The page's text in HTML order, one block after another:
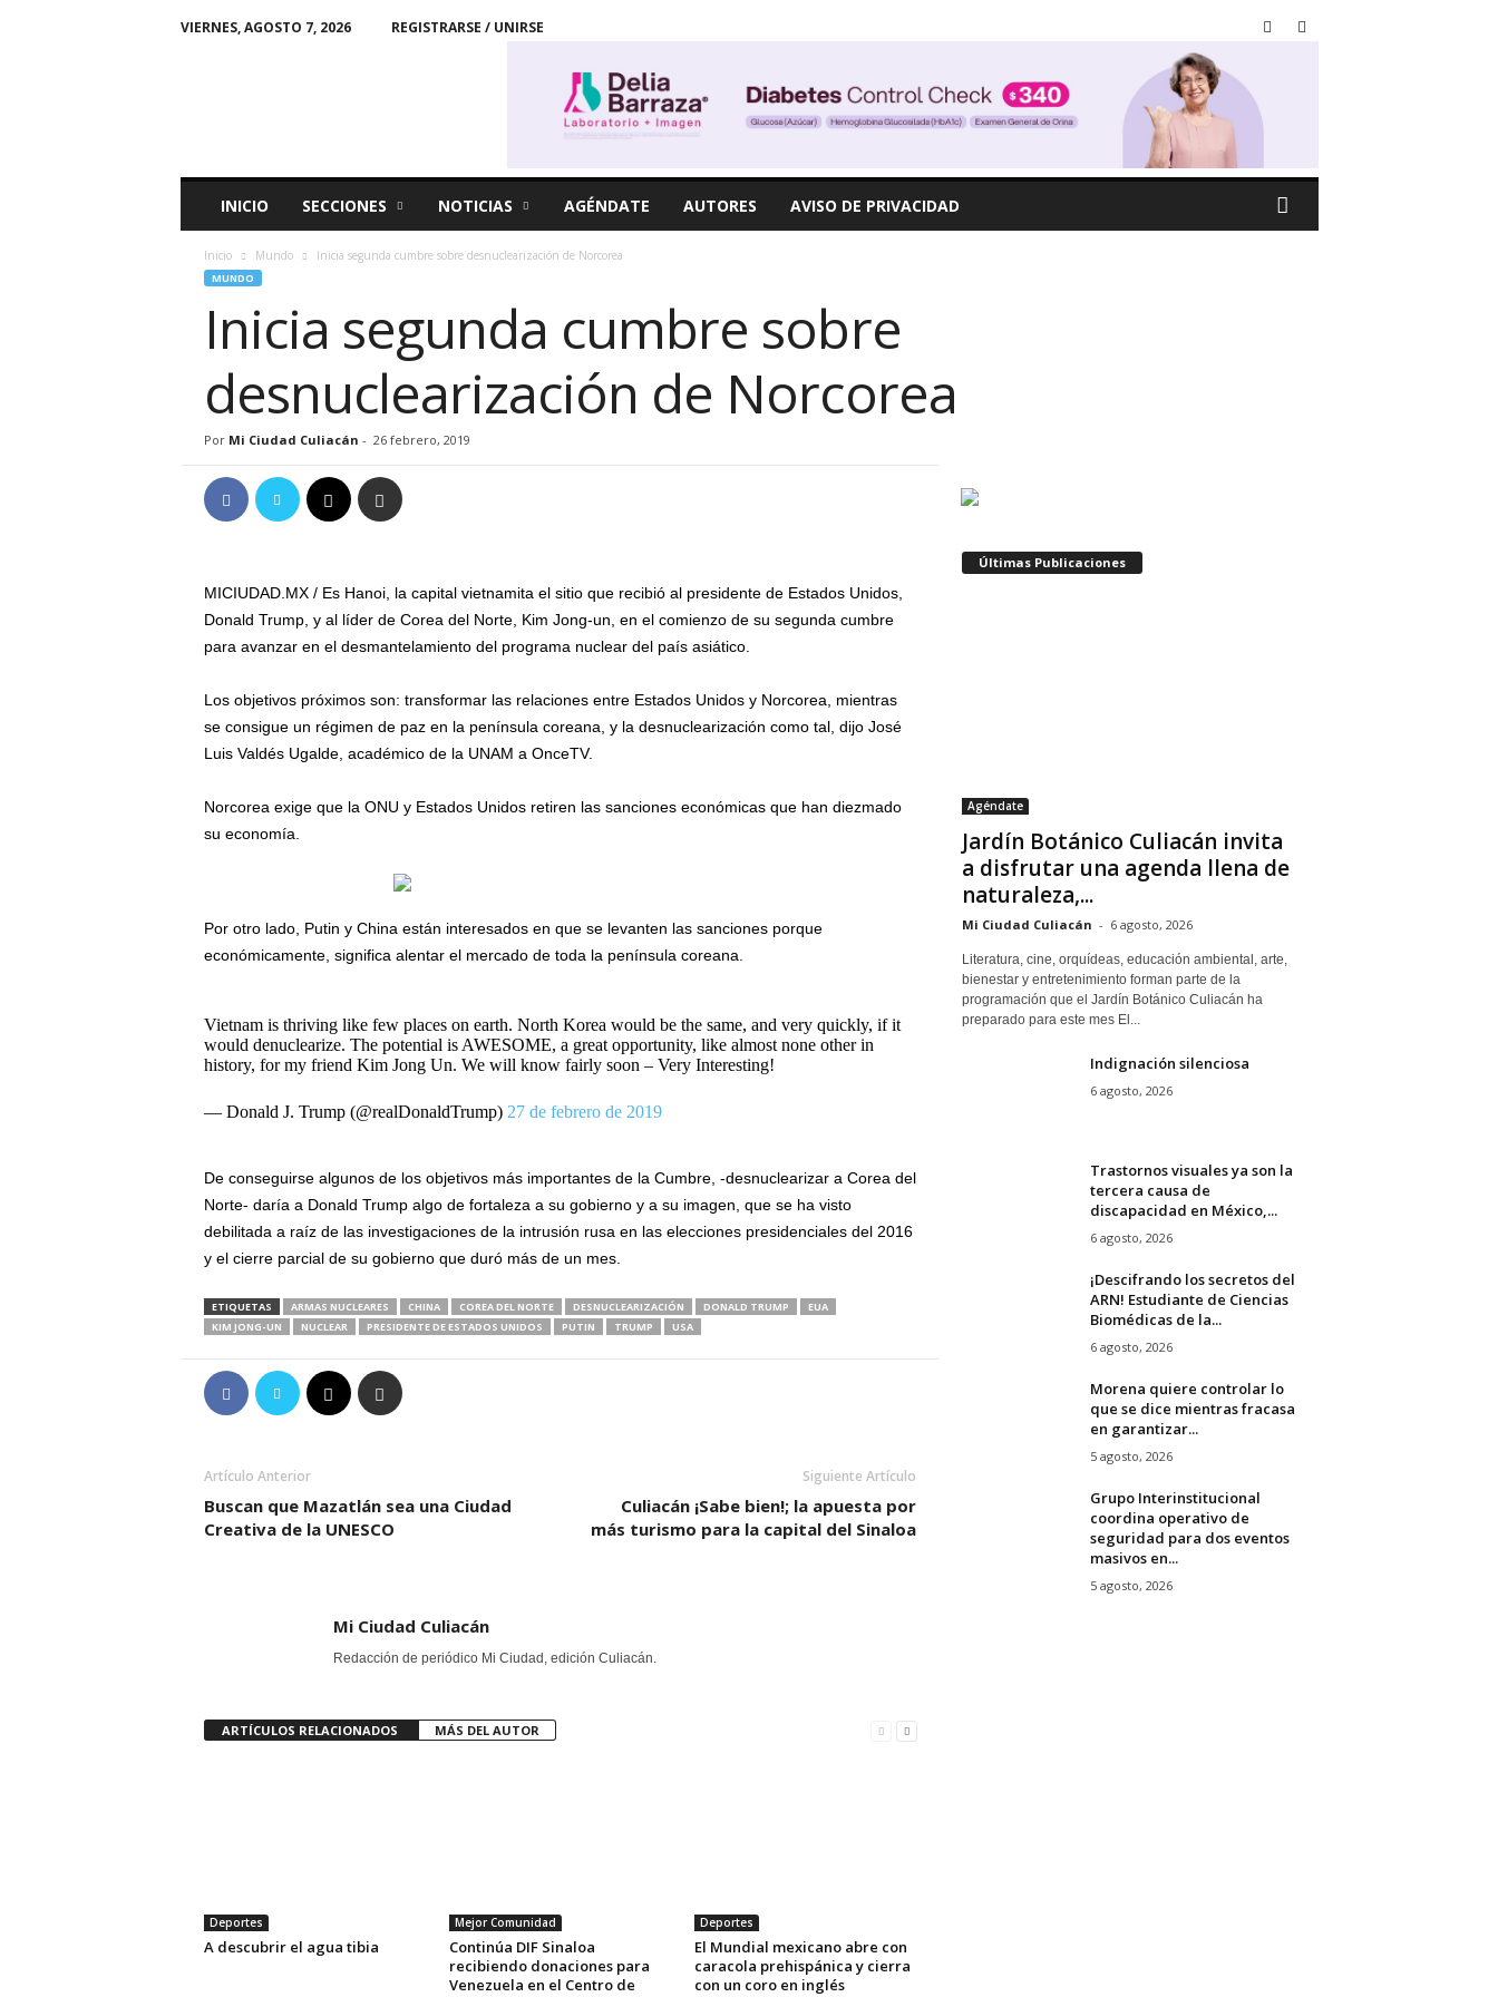
VIERNES, AGOSTO 7, 2026 REGISTRARSE / UNIRSE
INICIO SECCIONES NOTICIAS AGÉNDATE AUTORES AVISO DE PRIVACIDAD
Inicio Mundo Inicia segunda cumbre sobre desnuclearización de Norcorea
MUNDO
Inicia segunda cumbre sobre
desnuclearización de Norcorea
Por Mi Ciudad Culiacán - 26 febrero, 2019
MICIUDAD.MX / Es Hanoi, la capital vietnamita el sitio que recibió al presidente de Estados Unidos,
Donald Trump, y al líder de Corea del Norte, Kim Jong-un, en el comienzo de su segunda cumbre
para avanzar en el desmantelamiento del programa nuclear del país asiático.
Los objetivos próximos son: transformar las relaciones entre Estados Unidos y Norcorea, mientras
se consigue un régimen de paz en la península coreana, y la desnuclearización como tal, dijo José
Luis Valdés Ugalde, académico de la UNAM a OnceTV.
Norcorea exige que la ONU y Estados Unidos retiren las sanciones económicas que han diezmado
su economía.
Por otro lado, Putin y China están interesados en que se levanten las sanciones porque
económicamente, significa alentar el mercado de toda la península coreana.
Vietnam is thriving like few places on earth. North Korea would be the same, and very quickly, if it
would denuclearize. The potential is AWESOME, a great opportunity, like almost none other in
history, for my friend Kim Jong Un. We will know fairly soon – Very Interesting!
— Donald J. Trump (@realDonaldTrump) 27 de febrero de 2019
De conseguirse algunos de los objetivos más importantes de la Cumbre, -desnuclearizar a Corea del
Norte- daría a Donald Trump algo de fortaleza a su gobierno y a su imagen, que se ha visto
debilitada a raíz de las investigaciones de la intrusión rusa en las elecciones presidenciales del 2016
y el cierre parcial de su gobierno que duró más de un mes.
ETIQUETAS ARMAS NUCLEARES CHINA COREA DEL NORTE DESNUCLEARIZACIÓN DONALD TRUMP
EUA
KIM JONG-UN
NUCLEAR PRESIDENTE DE ESTADOS UNIDOS PUTIN TRUMP USA
Artículo Anterior
Buscan que Mazatlán sea una Ciudad
Creativa de la UNESCO
Siguiente Artículo
Culiacán ¡Sabe bien!; la apuesta por
más turismo para la capital del Sinaloa
Mi Ciudad Culiacán
Redacción de periódico Mi Ciudad, edición Culiacán.
ARTÍCULOS RELACIONADOS MÁS DEL AUTOR
Deportes
A descubrir el agua tibia
Mejor Comunidad
Continúa DIF Sinaloa
recibiendo donaciones para
Venezuela en el Centro de
Deportes
El Mundial mexicano abre con
caracola prehispánica y cierra
con un coro en inglés
Últimas Publicaciones
Agéndate
Jardín Botánico Culiacán invita
a disfrutar una agenda llena de
naturaleza,...
Mi Ciudad Culiacán - 6 agosto, 2026
Literatura, cine, orquídeas, educación ambiental, arte,
bienestar y entretenimiento forman parte de la
programación que el Jardín Botánico Culiacán ha
preparado para este mes El...
Indignación silenciosa
6 agosto, 2026
Trastornos visuales ya son la
tercera causa de
discapacidad en México,...
6 agosto, 2026
¡Descifrando los secretos del
ARN! Estudiante de Ciencias
Biomédicas de la...
6 agosto, 2026
Morena quiere controlar lo
que se dice mientras fracasa
en garantizar...
5 agosto, 2026
Grupo Interinstitucional
coordina operativo de
seguridad para dos eventos
masivos en...
5 agosto, 2026